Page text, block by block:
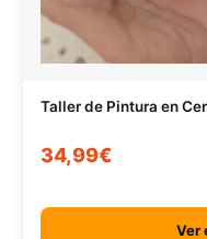
Taller de Pintura en
34,99€
Ver